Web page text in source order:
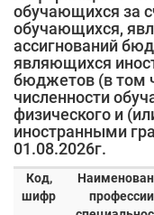
обучающихся за
обучающихся,
ассигнований
являющихся
бюджетов (в том
численности
физического и
иностранными
01.08.2026г.
Код,
шифр